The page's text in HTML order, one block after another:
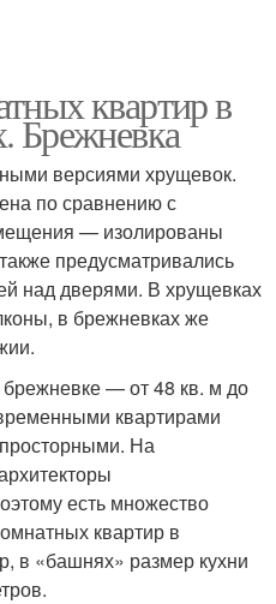
квартир в
Брежневка
версиями хрущевок.
по сравнению с
— изолированы
предусматривались
над дверями. В хрущевках
в брежневках же
— от 48 кв. м до
квартирами
На
есть множество
квартир в
в «башнях» размер кухни